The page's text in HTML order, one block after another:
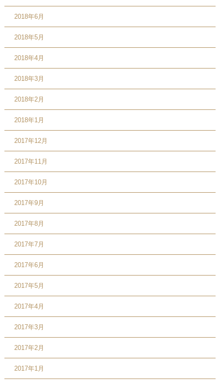
2018年6月
2018年5月
2018年4月
2018年3月
2018年2月
2018年1月
2017年12月
2017年11月
2017年10月
2017年9月
2017年8月
2017年7月
2017年6月
2017年5月
2017年4月
2017年3月
2017年2月
2017年1月